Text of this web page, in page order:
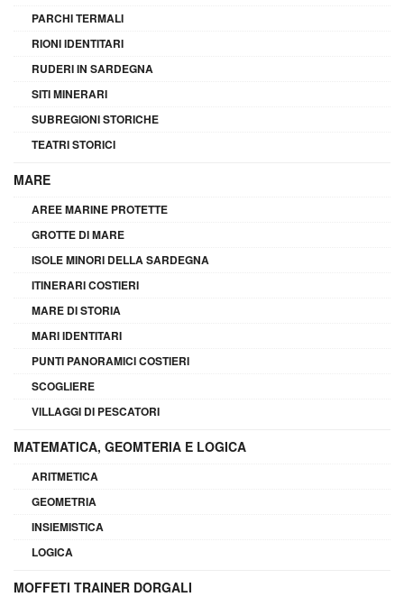
PARCHI TERMALI
RIONI IDENTITARI
RUDERI IN SARDEGNA
SITI MINERARI
SUBREGIONI STORICHE
TEATRI STORICI
MARE
AREE MARINE PROTETTE
GROTTE DI MARE
ISOLE MINORI DELLA SARDEGNA
ITINERARI COSTIERI
MARE DI STORIA
MARI IDENTITARI
PUNTI PANORAMICI COSTIERI
SCOGLIERE
VILLAGGI DI PESCATORI
MATEMATICA, GEOMTERIA E LOGICA
ARITMETICA
GEOMETRIA
INSIEMISTICA
LOGICA
MOFFETI TRAINER DORGALI